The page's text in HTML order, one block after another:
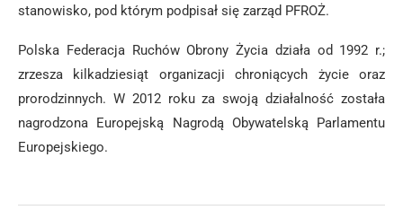
stanowisko, pod którym podpisał się zarząd PFROŻ.
Polska Federacja Ruchów Obrony Życia działa od 1992 r.;
zrzesza kilkadziesiąt organizacji chroniących życie oraz
prorodzinnych. W 2012 roku za swoją działalność została
nagrodzona Europejską Nagrodą Obywatelską Parlamentu
Europejskiego.